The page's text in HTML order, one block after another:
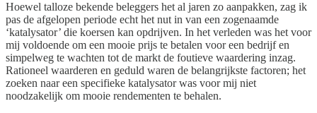
Hoewel talloze bekende beleggers het al jaren zo aanpakken, zag ik
pas de afgelopen periode echt het nut in van een zogenaamde
‘katalysator’ die koersen kan opdrijven. In het verleden was het voor
mij voldoende om een mooie prijs te betalen voor een bedrijf en
simpelweg te wachten tot de markt de foutieve waardering inzag.
Rationeel waarderen en geduld waren de belangrijkste factoren; het
zoeken naar een specifieke katalysator was voor mij niet
noodzakelijk om mooie rendementen te behalen.